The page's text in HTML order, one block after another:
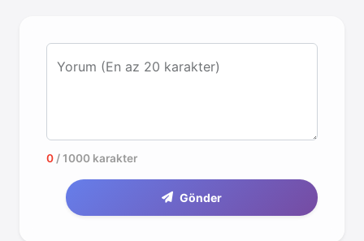
Yorum (En az 20 karakter)
0 / 1000 karakter
Gönder